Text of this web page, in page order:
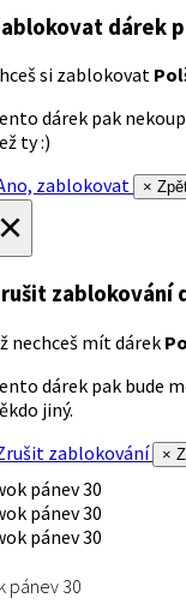
dárek
si zablokovat
dárek pak
ty :)
zablokovat
×
zablokování
nechceš mít dárek
dárek pak bude
jiný.
zablokování
×
pánev 30